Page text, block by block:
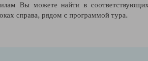
Вы можете найти в
справа, рядом с программой тура.